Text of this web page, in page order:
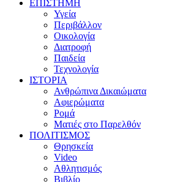
ΕΠΙΣΤΗΜΗ
Υγεία
Περιβάλλον
Οικολογία
Διατροφή
Παιδεία
Τεχνολογία
ΙΣΤΟΡΙΑ
Ανθρώπινα Δικαιώματα
Αφιερώματα
Ρομά
Ματιές στο Παρελθόν
ΠΟΛΙΤΙΣΜΟΣ
Θρησκεία
Video
Αθλητισμός
Βιβλίο